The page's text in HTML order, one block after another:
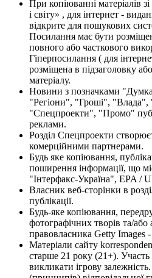
При копіюванні матеріалів
і світу» , для інтернет -
відкрите для пошукових
Посилання має бути
повного або часткового
Гіперпосилання ( для
розміщена в підзаголовку
матеріалу.
Новини з позначками
"Регіони", "Гроші",
"Спецпроекти", "Промо"
реклами.
Розділ Спецпроекти
комерційними партнерами.
Будь яке копіювання,
поширення інформації, що
"Інтерфакс-Україна", EPA /
Власник веб-сторінки в
публікації.
Будь-яке копіювання,
фотографічних творів та/або
правовласника Getty Images -
Матеріали сайту
старше 21 року (21+). Участь
викликати ігрову